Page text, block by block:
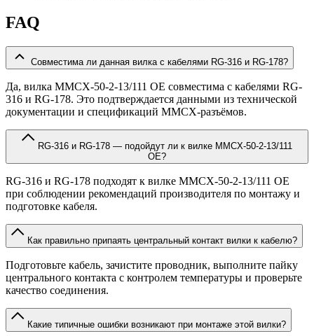
FAQ
Совместима ли данная вилка с кабелями RG-316 и RG-178?
Да, вилка MMCX-50-2-13/111 OE совместима с кабелями RG-
316 и RG-178. Это подтверждается данными из технической
документации и спецификаций MMCX-разъёмов.
OE?
RG-316 и RG-178 подходят к вилке MMCX-50-2-13/111 OE
при соблюдении рекомендаций производителя по монтажу и
подготовке кабеля.
Как правильно припаять центральный контакт вилки к кабелю?
Подготовьте кабель, зачистите проводник, выполните пайку
центрального контакта с контролем температуры и проверьте
качество соединения.
Какие типичные ошибки возникают при монтаже этой вилки?